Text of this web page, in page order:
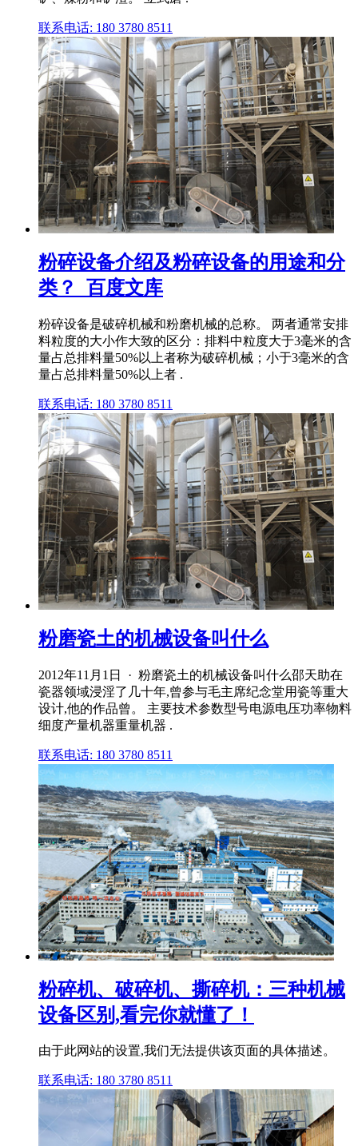
联系电话: 180 3780 8511
粉碎设备介绍及粉碎设备的用途和分
类？_百度文库
粉碎设备是破碎机械和粉磨机械的总称。 两者通常安排
料粒度的大小作大致的区分：排料中粒度大于3毫米的含
量占总排料量50%以上者称为破碎机械；小于3毫米的含
量占总排料量50%以上者 .
联系电话: 180 3780 8511
粉磨瓷土的机械设备叫什么
2012年11月1日 · 粉磨瓷土的机械设备叫什么邵天助在
瓷器领域浸淫了几十年,曾参与毛主席纪念堂用瓷等重大
设计,他的作品曾。 主要技术参数型号电源电压功率物料
细度产量机器重量机器 .
联系电话: 180 3780 8511
粉碎机、破碎机、撕碎机：三种机械
设备区别,看完你就懂了！
由于此网站的设置,我们无法提供该页面的具体描述。
联系电话: 180 3780 8511